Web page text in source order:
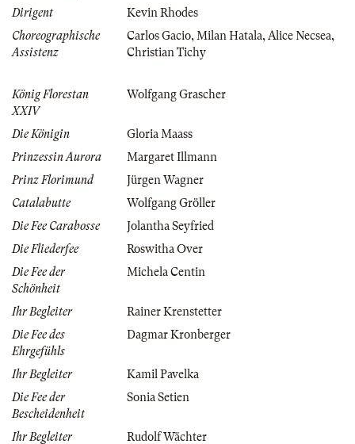
Dirigent
Kevin Rhodes
Choreographische
Assistenz
Carlos Gacio, Milan Hatala, Alice Necsea,
Christian Tichy
König Florestan
XXIV
Wolfgang Grascher
Die Königin
Gloria Maass
Prinzessin Aurora
Margaret Illmann
Prinz Florimund
Jürgen Wagner
Catalabutte
Wolfgang Gröller
Die Fee Carabosse
Jolantha Seyfried
Die Fliederfee
Roswitha Over
Die Fee der
Schönheit
Michela Centin
Ihr Begleiter
Rainer Krenstetter
Die Fee des
Ehrgefühls
Dagmar Kronberger
Ihr Begleiter
Kamil Pavelka
Die Fee der
Bescheidenheit
Sonia Setien
Ihr Begleiter
Rudolf Wächter